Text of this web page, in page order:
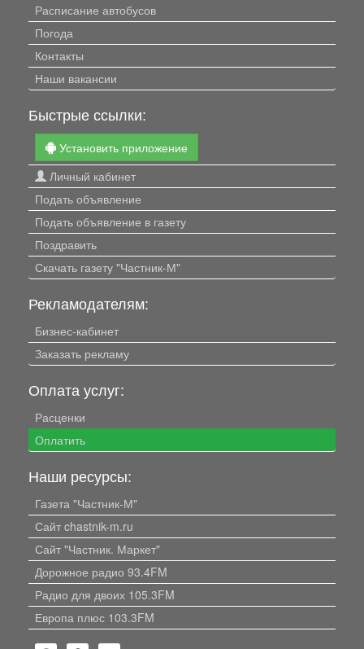
Расписание автобусов
Погода
Контакты
Наши вакансии
Быстрые ссылки:
Установить приложение
Личный кабинет
Подать объявление
Подать объявление в газету
Поздравить
Скачать газету "Частник-М"
Рекламодателям:
Бизнес-кабинет
Заказать рекламу
Оплата услуг:
Расценки
Оплатить
Наши ресурсы:
Газета "Частник-М"
Сайт chastnik-m.ru
Сайт "Частник. Маркет"
Дорожное радио 93.4FM
Радио для двоих 105.3FM
Европа плюс 103.3FM